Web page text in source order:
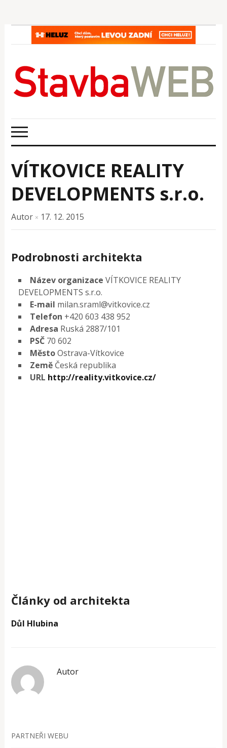
VÍTKOVICE REALITY
DEVELOPMENTS s.r.o.
Autor × 17. 12. 2015
Podrobnosti architekta
Název organizace VÍTKOVICE REALITY
DEVELOPMENTS s.r.o.
E-mail milan.sraml@vitkovice.cz
Telefon +420 603 438 952
Adresa Ruská 2887/101
PSČ 70 602
MěstoOstrava-Vítkovice
Země Česká republika
URL http://reality.vitkovice.cz/
Články od architekta
Důl Hlubina
Autor
PARTNEŘI WEBU